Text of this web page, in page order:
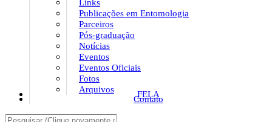
Links
Publicações em Entomologia
Parceiros
Pós-graduação
Notícias
Eventos
Eventos Oficiais
Fotos
Arquivos
FELA
Contato